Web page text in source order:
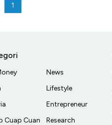
1
Cuap Cuan
News
Lifestyle
Entrepreneur
Research